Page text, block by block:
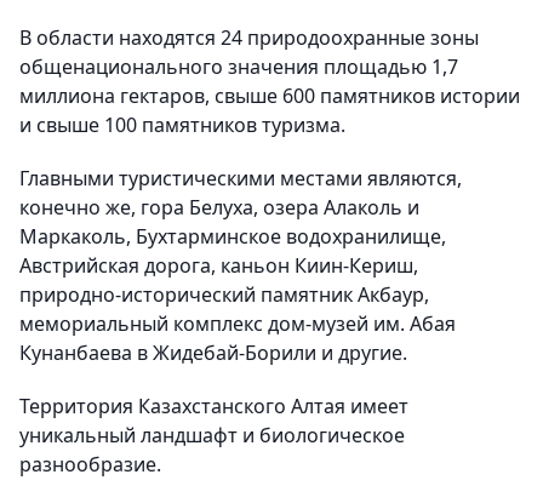
В области находятся 24 природоохранные зоны
общенационального значения площадью 1,7
миллиона гектаров, свыше 600 памятников истории
и свыше 100 памятников туризма.
Главными туристическими местами являются,
конечно же, гора Белуха, озера Алаколь и
Маркаколь, Бухтарминское водохранилище,
Австрийская дорога, каньон Киин-Кериш,
природно-исторический памятник Акбаур,
мемориальный комплекс дом-музей им. Абая
Кунанбаева в Жидебай-Борили и другие.
Территория Казахстанского Алтая имеет
уникальный ландшафт и биологическое
разнообразие.